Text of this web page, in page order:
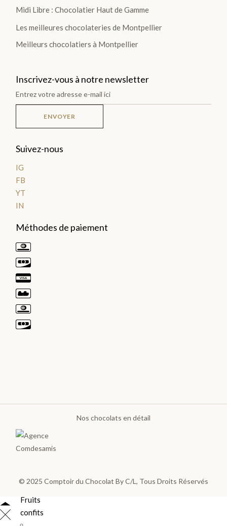
LES
PLA
NTA
NS
>
GOURMANDISES
à
tartiner
poches
et
Confiture
Fruits
confits
Midi Libre : Chocolatier Haut de Gamme
Les meilleures chocolateries de Montpellier
Meilleurs chocolatiers à Montpellier
Inscrivez-vous à notre newsletter
ENVOYER
Suivez-nous
IG
FB
YT
IN
Méthodes de paiement
Nos chocolats en détail
© 2025 Comptoir du Chocolat By C/L , Tous Droits Réservés